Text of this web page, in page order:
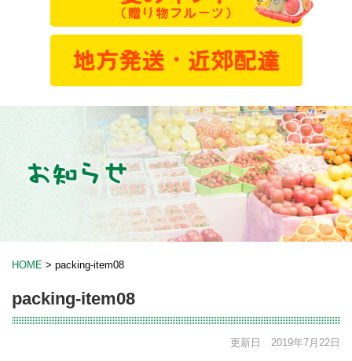
HOME > packing-item08
packing-item08
更新日 2019年7月22日